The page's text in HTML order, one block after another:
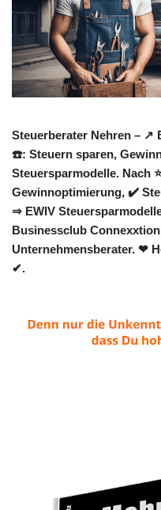
Steuerberater Nehren – ↗️
☎️: Steuern sparen,
Steuersparmodelle. Nach
Gewinnoptimierung, ✔️
⇒ EWIV
Businessclub
Unternehmensberater. ❤
✔.